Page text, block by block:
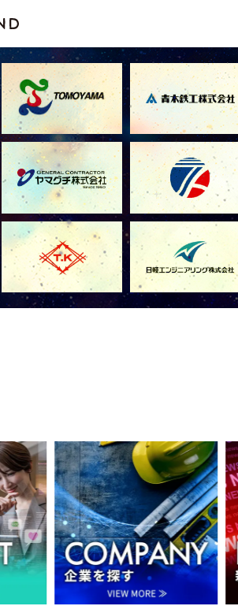
COMPANY
企
業
を
探
す
NEWS
最
新
情
報